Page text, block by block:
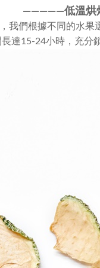
—————低溫
我們根據不同的水
達15-24小時，充分